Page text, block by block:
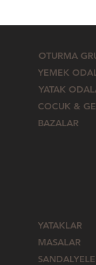
OTURMA
YEMEK
YATAK
COCUK &
BAZALAR
YATAKLAR
MASALAR